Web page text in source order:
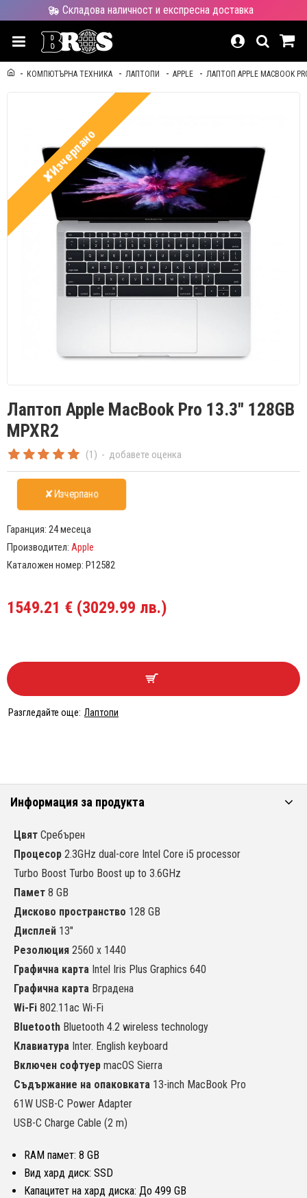
Складова наличност и експресна доставка
КОМПЮТЪРНА ТЕХНИКА ЛАПТОПИ APPLE ЛАПТОП APPLE MACBOOK
✘Изчерпано
Лаптоп Apple MacBook Pro 13.3" 128GB
MPXR2
(1) - добавете оценка
1549.21 € (3029.99 лв.)
✘Изчерпано
Гаранция: 24 месеца
Производител: Apple
Каталожен номер: P12582
Разгледайте още: Лаптопи
Информация за продукта
Цвят Сребърен
Процесор 2.3GHz dual-core Intel Core i5 processor
Turbo Boost Turbo Boost up to 3.6GHz
Памет 8 GB
Дисково пространство 128 GB
Дисплей 13"
Резолюция 2560 x 1440
Графична карта Intel Iris Plus Graphics 640
Графична карта Вградена
Wi-Fi 802.11ac Wi-Fi
Bluetooth Bluetooth 4.2 wireless technology
Клавиатура Inter. English keyboard
Включен софтуер macOS Sierra
Съдържание на опаковката 13-inch MacBook Pro
61W USB-C Power Adapter
USB-C Charge Cable (2 m)
RAM памет: 8 GB
Вид хард диск: SSD
Капацитет на хард диска: До 499 GB